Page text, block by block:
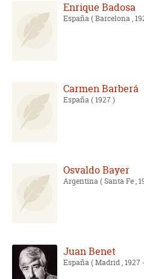
Enrique Badosa
España( Barcelona ,
Carmen Barberá
España( 1927 )
Osvaldo Bayer
Argentina( Santa Fe ,
Juan Benet
España( Madrid , 1927